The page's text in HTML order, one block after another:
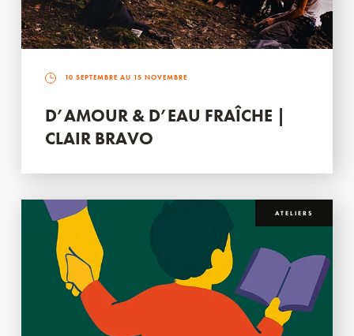
10 SEPTEMBRE AU 15 NOVEMBRE
D’AMOUR & D’EAU FRAÎCHE |
CLAIR BRAVO
ATELIERS